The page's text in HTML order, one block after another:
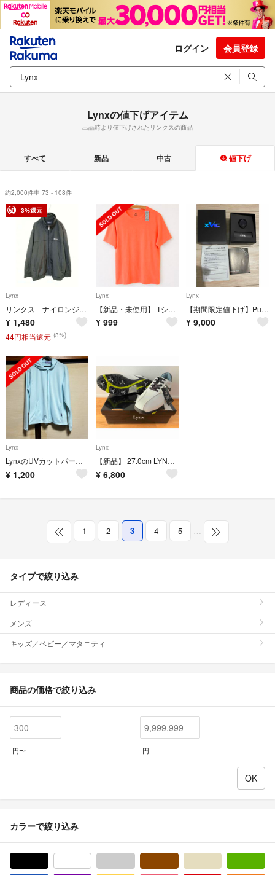
ログイン 会員登録
Lynxの値下げアイテム
出品時より値下げされたリンクスの商品
すべて 新品 中古 値下げ
約2,000件中 73 - 108件
3%還元
Lynx
リンクス ナイロンジャケット メンズM 黒色 裏側メッシュ ポリエステル
¥ 1,480
44円相当還元 (3%)
Lynx
【新品・未使用】 Tシャツ 橙 オレンジ系 サイズL タグ付き メンズ 無地
¥ 999
Lynx
【期間限定値下げ】Putting View リンクス 最先端AIパター練習器具
¥ 9,000
Lynx
LynxのUVカットパーカー レディースLサイズ ライトブルー 美品
¥ 1,200
Lynx
【新品】 27.0cm LYNX(リンクス) ゴルフシューズ LXSH-7568
¥ 6,800
1 2 3 4 5 …
タイプで絞り込み
レディース
メンズ
キッズ／ベビー／マタニティ
商品の価格で絞り込み
円〜 円
カラーで絞り込み